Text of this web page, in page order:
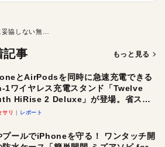
記事 もっと見る
とAirPodsを同時に急速充電できる
1ワイヤレス充電スタンド「Twelve
HiRise 2 Deluxe」が登場。省スペ
でおしゃれに充電したい人にオスス
サリ レポート
プールでiPhoneを守る！ ワンタッチ開